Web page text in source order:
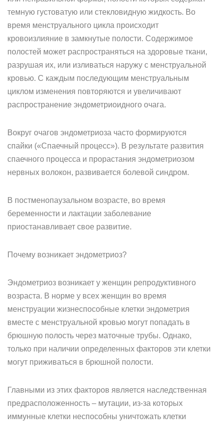
темную густоватую или стекловидную жидкость. Во
время менструального цикла происходит
кровоизлияние в замкнутые полости. Содержимое
полостей может распространяться на здоровые ткани,
разрушая их, или изливаться наружу с менструальной
кровью. С каждым последующим менструальным
циклом изменения повторяются и увеличивают
распространение эндометриоидного очага.
Вокруг очагов эндометриоза часто формируются
спайки («Спаечный процесс»). В результате развития
спаечного процесса и прорастания эндометриозом
нервных волокон, развивается болевой синдром.
В постменопаузальном возрасте, во время
беременности и лактации заболевание
приостанавливает свое развитие.
Почему возникает эндометриоз?
Эндометриоз возникает у женщин репродуктивного
возраста. В норме у всех женщин во время
менструации жизнеспособные клетки эндометрия
вместе с менструальной кровью могут попадать в
брюшную полость через маточные трубы. Однако,
только при наличии определенных факторов эти клетки
могут приживаться в брюшной полости.
Главными из этих факторов является наследственная
предрасположенность – мутации, из-за которых
иммунные клетки неспособны уничтожать клетки